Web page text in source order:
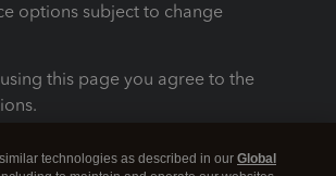
options subject to change
this page you agree to the
technologies as described in our Global